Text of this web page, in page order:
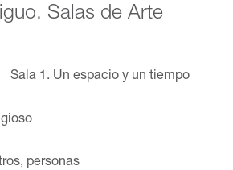
Salas de Arte
Sala 1. Un espacio y un tiempo
personas